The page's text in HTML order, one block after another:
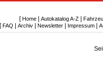
[ Home Autokatalog A-Z
[ FAQ Archiv| Newsletter| Impressum|